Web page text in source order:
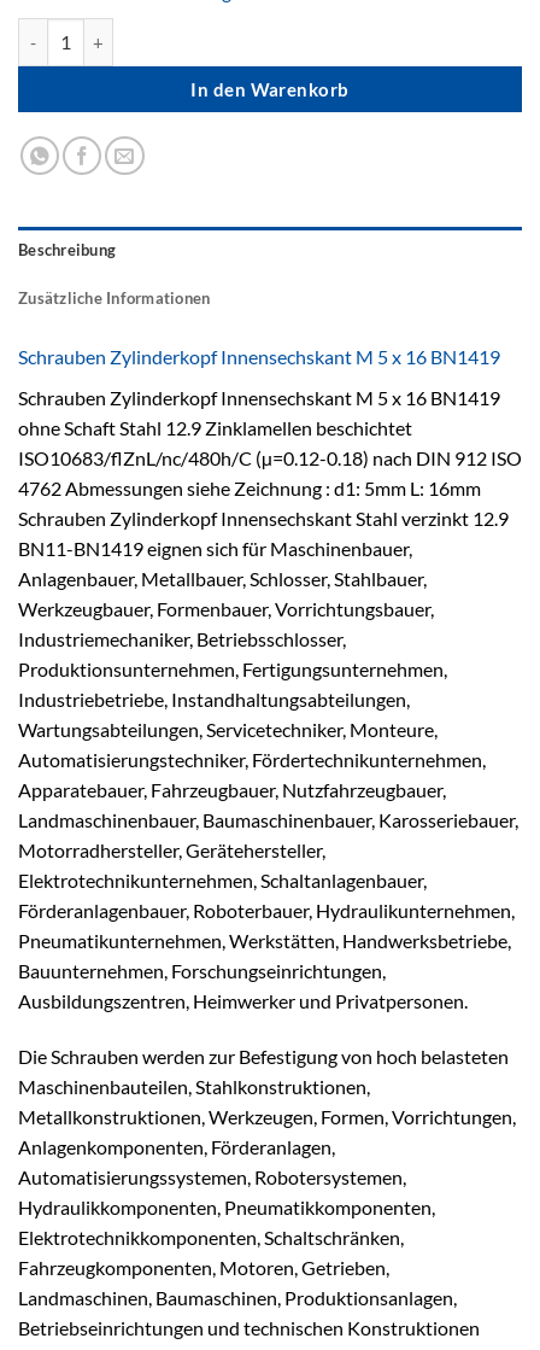
M 5 x 16 Schrauben Zylinderkopf Innensechskant Menge
In den Warenkorb
Beschreibung
Zusätzliche Informationen
Schrauben Zylinderkopf Innensechskant M 5 x 16 BN1419
Schrauben Zylinderkopf Innensechskant M 5 x 16 BN1419
ohne Schaft Stahl 12.9 Zinklamellen beschichtet
ISO10683/flZnL/nc/480h/C (µ=0.12-0.18) nach DIN 912 ISO
4762 Abmessungen siehe Zeichnung : d1: 5mm L: 16mm
Schrauben Zylinderkopf Innensechskant Stahl verzinkt 12.9
BN11-BN1419 eignen sich für Maschinenbauer,
Anlagenbauer, Metallbauer, Schlosser, Stahlbauer,
Werkzeugbauer, Formenbauer, Vorrichtungsbauer,
Industriemechaniker, Betriebsschlosser,
Produktionsunternehmen, Fertigungsunternehmen,
Industriebetriebe, Instandhaltungsabteilungen,
Wartungsabteilungen, Servicetechniker, Monteure,
Automatisierungstechniker, Fördertechnikunternehmen,
Apparatebauer, Fahrzeugbauer, Nutzfahrzeugbauer,
Landmaschinenbauer, Baumaschinenbauer, Karosseriebauer,
Motorradhersteller, Gerätehersteller,
Elektrotechnikunternehmen, Schaltanlagenbauer,
Förderanlagenbauer, Roboterbauer, Hydraulikunternehmen,
Pneumatikunternehmen, Werkstätten, Handwerksbetriebe,
Bauunternehmen, Forschungseinrichtungen,
Ausbildungszentren, Heimwerker und Privatpersonen.
Die Schrauben werden zur Befestigung von hoch belasteten
Maschinenbauteilen, Stahlkonstruktionen,
Metallkonstruktionen, Werkzeugen, Formen, Vorrichtungen,
Anlagenkomponenten, Förderanlagen,
Automatisierungssystemen, Robotersystemen,
Hydraulikkomponenten, Pneumatikkomponenten,
Elektrotechnikkomponenten, Schaltschränken,
Fahrzeugkomponenten, Motoren, Getrieben,
Landmaschinen, Baumaschinen, Produktionsanlagen,
Betriebseinrichtungen und technischen Konstruktionen